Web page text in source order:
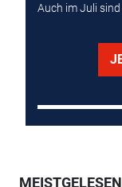
Auch im Juli
MEISTGELESEN